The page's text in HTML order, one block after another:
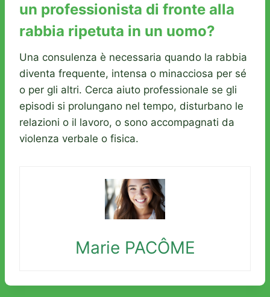
un professionista di fronte alla
rabbia ripetuta in un uomo?
Una consulenza è necessaria quando la rabbia
diventa frequente, intensa o minacciosa per sé
o per gli altri. Cerca aiuto professionale se gli
episodi si prolungano nel tempo, disturbano le
relazioni o il lavoro, o sono accompagnati da
violenza verbale o fisica.
Marie PACÔME